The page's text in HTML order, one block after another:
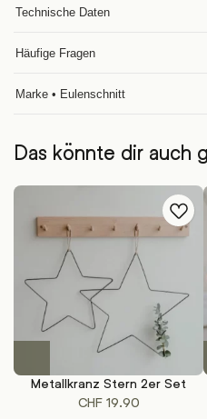
Technische Daten
Häufige Fragen
Marke • Eulenschnitt
Das könnte dir auch
Metallkranz Stern 2er Set
CHF19.90